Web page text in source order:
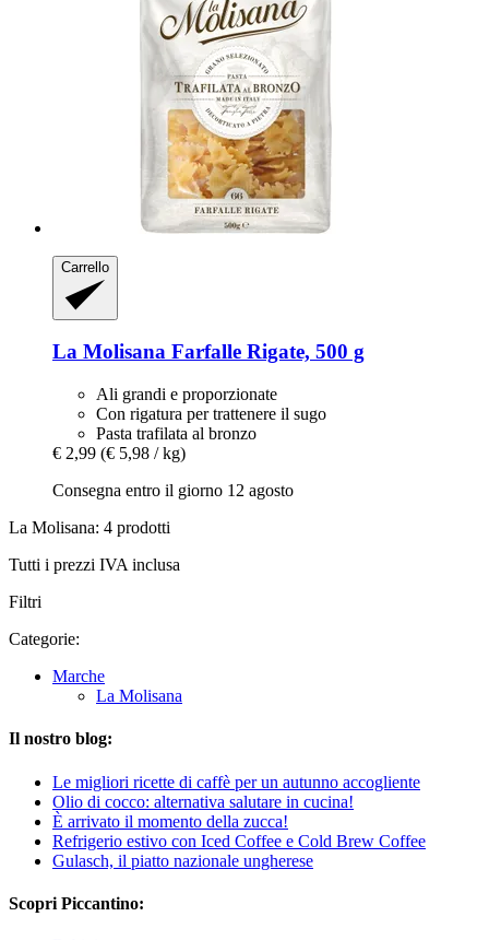
Carrello
La Molisana Farfalle Rigate, 500 g
Ali grandi e proporzionate
Con rigatura per trattenere il sugo
Pasta trafilata al bronzo
€ 2,99 (€ 5,98 / kg)
Consegna entro il giorno 12 agosto
La Molisana: 4 prodotti
Tutti i prezzi IVA inclusa
Filtri
Categorie:
Marche
La Molisana
Il nostro blog:
Le migliori ricette di caffè per un autunno accogliente
Olio di cocco: alternativa salutare in cucina!
È arrivato il momento della zucca!
Refrigerio estivo con Iced Coffee e Cold Brew Coffee
Gulasch, il piatto nazionale ungherese
Scopri Piccantino: